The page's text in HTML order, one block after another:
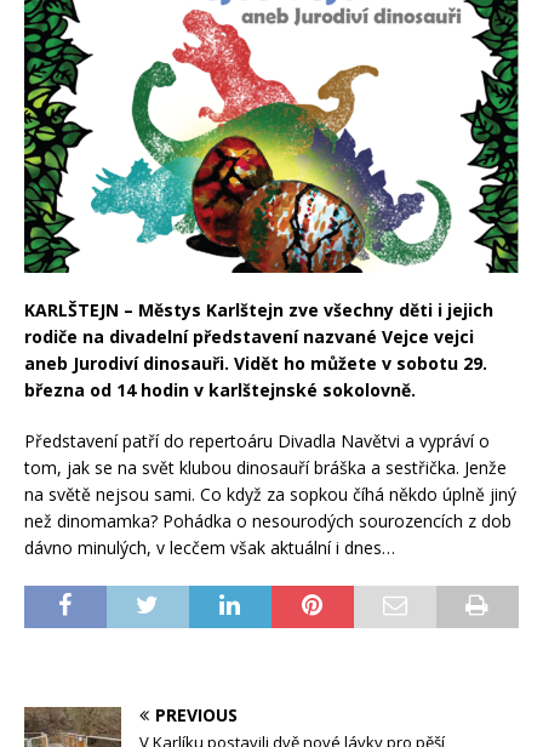
KARLŠTEJN – Městys Karlštejn zve všechny děti i jejich
rodiče na divadelní představení nazvané Vejce vejci
aneb Jurodiví dinosauři. Vidět ho můžete v sobotu 29.
března od 14 hodin v karlštejnské sokolovně.
Představení patří do repertoáru Divadla Navětvi a vypráví o
tom, jak se na svět klubou dinosauří bráška a sestřička. Jenže
na světě nejsou sami. Co když za sopkou číhá někdo úplně jiný
než dinomamka? Pohádka o nesourodých sourozencích z dob
dávno minulých, v lecčem však aktuální i dnes…
PREVIOUS
V Karlíku postavili dvě nové lávky pro pěší